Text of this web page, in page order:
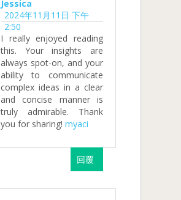
Jessica
2024年11月11日 下午
2:50
I really enjoyed reading
this. Your insights are
always spot-on, and your
ability to communicate
complex ideas in a clear
and concise manner is
truly admirable. Thank
you for sharing! myaci
回覆